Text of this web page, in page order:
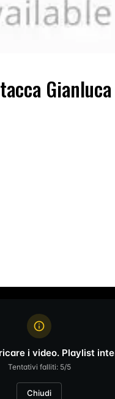
i video. Playlist
Tentativi falliti: 5/5
Chiudi